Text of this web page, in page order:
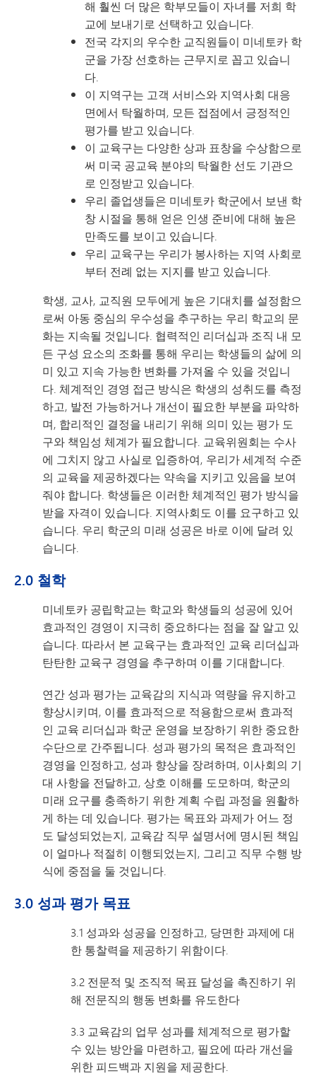
해 훨씬 더 많은 학부모들이 자녀를 저희 학
교에 보내기로 선택하고 있습니다.
전국 각지의 우수한 교직원들이 미네토카 학
군을 가장 선호하는 근무지로 꼽고 있습니
다.
이 지역구는 고객 서비스와 지역사회 대응
면에서 탁월하며, 모든 접점에서 긍정적인
평가를 받고 있습니다.
이 교육구는 다양한 상과 표창을 수상함으로
써 미국 공교육 분야의 탁월한 선도 기관으
로 인정받고 있습니다.
우리 졸업생들은 미네토카 학군에서 보낸 학
창 시절을 통해 얻은 인생 준비에 대해 높은
만족도를 보이고 있습니다.
우리 교육구는 우리가 봉사하는 지역 사회로
부터 전례 없는 지지를 받고 있습니다.
학생, 교사, 교직원 모두에게 높은 기대치를 설정함으
로써 아동 중심의 우수성을 추구하는 우리 학교의 문
화는 지속될 것입니다. 협력적인 리더십과 조직 내 모
든 구성 요소의 조화를 통해 우리는 학생들의 삶에 의
미 있고 지속 가능한 변화를 가져올 수 있을 것입니
다. 체계적인 경영 접근 방식은 학생의 성취도를 측정
하고, 발전 가능하거나 개선이 필요한 부분을 파악하
며, 합리적인 결정을 내리기 위해 의미 있는 평가 도
구와 책임성 체계가 필요합니다. 교육위원회는 수사
에 그치지 않고 사실로 입증하여, 우리가 세계적 수준
의 교육을 제공하겠다는 약속을 지키고 있음을 보여
줘야 합니다. 학생들은 이러한 체계적인 평가 방식을
받을 자격이 있습니다. 지역사회도 이를 요구하고 있
습니다. 우리 학군의 미래 성공은 바로 이에 달려 있
습니다.
2.0 철학
미네토카 공립학교는 학교와 학생들의 성공에 있어
효과적인 경영이 지극히 중요하다는 점을 잘 알고 있
습니다. 따라서 본 교육구는 효과적인 교육 리더십과
탄탄한 교육구 경영을 추구하며 이를 기대합니다.
연간 성과 평가는 교육감의 지식과 역량을 유지하고
향상시키며, 이를 효과적으로 적용함으로써 효과적
인 교육 리더십과 학군 운영을 보장하기 위한 중요한
수단으로 간주됩니다. 성과 평가의 목적은 효과적인
경영을 인정하고, 성과 향상을 장려하며, 이사회의 기
대 사항을 전달하고, 상호 이해를 도모하며, 학군의
미래 요구를 충족하기 위한 계획 수립 과정을 원활하
게 하는 데 있습니다. 평가는 목표와 과제가 어느 정
도 달성되었는지, 교육감 직무 설명서에 명시된 책임
이 얼마나 적절히 이행되었는지, 그리고 직무 수행 방
식에 중점을 둘 것입니다.
3.0 성과 평가 목표
3.1 성과와 성공을 인정하고, 당면한 과제에 대
한 통찰력을 제공하기 위함이다.
3.2 전문적 및 조직적 목표 달성을 촉진하기 위
해 전문직의 행동 변화를 유도한다
3.3 교육감의 업무 성과를 체계적으로 평가할
수 있는 방안을 마련하고, 필요에 따라 개선을
위한 피드백과 지원을 제공한다.